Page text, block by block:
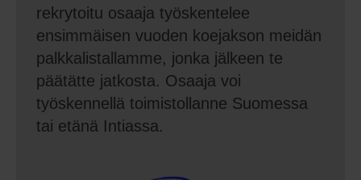
rekrytoitu osaaja työskentelee
ensimmäisen vuoden koejakson meidän
palkkalistallamme, jonka jälkeen te
päätätte jatkosta. Osaaja voi
työskennellä toimistollanne Suomessa
tai etänä Intiassa.